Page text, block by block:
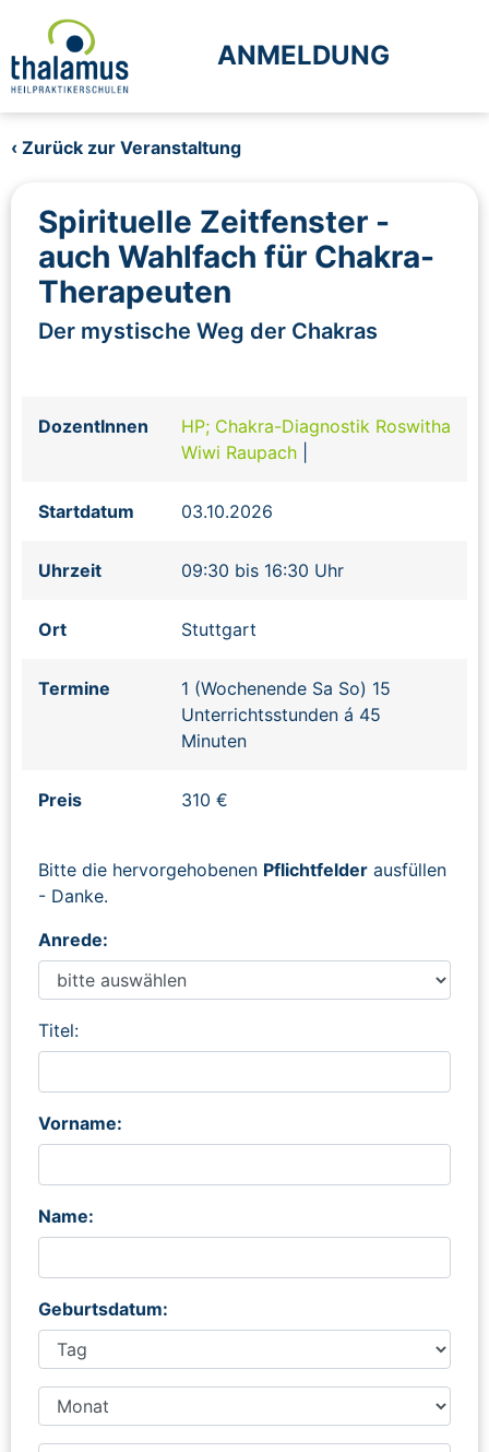
ANMELDUNG
‹ Zurück zur Veranstaltung
Spirituelle Zeitfenster -
auch Wahlfach für Chakra-
Therapeuten
Der mystische Weg der Chakras
DozentInnen
HP; Chakra-Diagnostik Roswitha
Wiwi Raupach
Startdatum 03.10.2026
Uhrzeit 09:30 bis 16:30 Uhr
Ort Stuttgart
Termine
1 (Wochenende Sa So) 15
Unterrichtsstunden á 45
Minuten
Preis 310 €
Bitte die hervorgehobenen Pflichtfelder ausfüllen
- Danke.
Anrede:
Titel:
Vorname:
Name:
Geburtsdatum: